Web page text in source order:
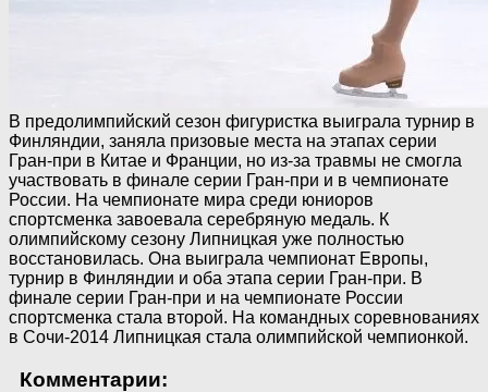
В предолимпийский сезон фигуристка выиграла турнир в
Финляндии, заняла призовые места на этапах серии
Гран-при в Китае и Франции, но из-за травмы не смогла
участвовать в финале серии Гран-при и в чемпионате
России. На чемпионате мира среди юниоров
спортсменка завоевала серебряную медаль. К
олимпийскому сезону Липницкая уже полностью
восстановилась. Она выиграла чемпионат Европы,
турнир в Финляндии и оба этапа серии Гран-при. В
финале серии Гран-при и на чемпионате России
спортсменка стала второй. На командных соревнованиях
в Сочи-2014 Липницкая стала олимпийской чемпионкой.
Комментарии: